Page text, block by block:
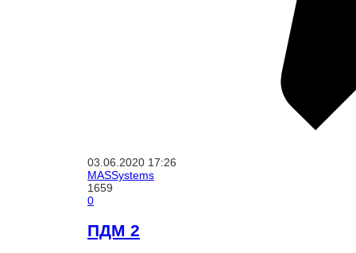
03.06.2020 17:26
MASSystems
1659
0
ПДМ 2